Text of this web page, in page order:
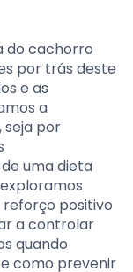
do cachorro
por trás deste
e as
a
seja por
uma dieta
reforço positivo
a controlar
quando
como prevenir